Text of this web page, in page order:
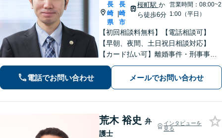
長
崎
県
|
長
崎
市
桜町駅 か
ら徒歩6分
営業時間：08:00~2
1:00（平日）
【初回相談料無料】【電話相談可】
【早朝、夜間、土日祝日相談対応】
【カード払い可】離婚事件・刑事事
件・交通事故の専門弁護士があなたの
お悩みを解決いたします。一人で悩ま
ずに新たな一歩をわたしたちと。
電話でお問い合わせ メールでお問い合わせ
荒木 裕史 弁
護士
インタビューを
見る